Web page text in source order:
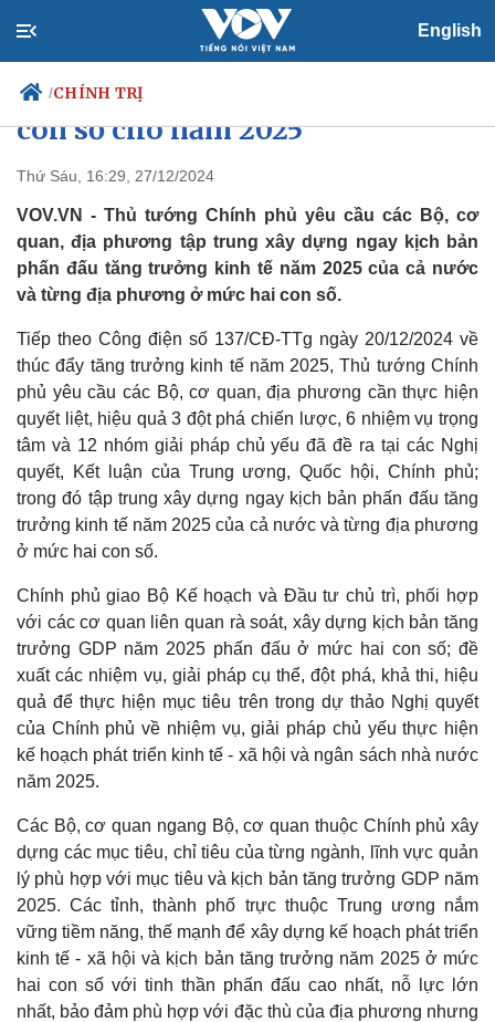
English
/CHÍNH TRỊ
Chính trị
Đảng
Tổ chức nhân sự
Quốc hội
Nhận diện sự thật
Xã hội
Tin 24h
Dự báo thời tiết
Giáo dục
Việc làm
Biển đảo
Thế giới
Quan sát
Cuộc sống đó đây
Hồ sơ
Multimedia
Video
Ảnh
E-Magazine
Infographic
Thủ tướng yêu cầu xây dựng
kịch bản tăng trưởng kinh tế hai
con số cho năm 2025
Thứ Sáu, 16:29, 27/12/2024
VOV.VN - Thủ tướng Chính phủ yêu cầu các Bộ, cơ
quan, địa phương tập trung xây dựng ngay kịch bản
phấn đấu tăng trưởng kinh tế năm 2025 của cả nước
và từng địa phương ở mức hai con số.
Tiếp theo Công điện số 137/CĐ-TTg ngày 20/12/2024 về
thúc đẩy tăng trưởng kinh tế năm 2025, Thủ tướng Chính
phủ yêu cầu các Bộ, cơ quan, địa phương cần thực hiện
quyết liệt, hiệu quả 3 đột phá chiến lược, 6 nhiệm vụ trọng
tâm và 12 nhóm giải pháp chủ yếu đã đề ra tại các Nghị
quyết, Kết luận của Trung ương, Quốc hội, Chính phủ;
trong đó tập trung xây dựng ngay kịch bản phấn đấu tăng
trưởng kinh tế năm 2025 của cả nước và từng địa phương
ở mức hai con số.
Chính phủ giao Bộ Kế hoạch và Đầu tư chủ trì, phối hợp
với các cơ quan liên quan rà soát, xây dựng kịch bản tăng
trưởng GDP năm 2025 phấn đấu ở mức hai con số; đề
xuất các nhiệm vụ, giải pháp cụ thể, đột phá, khả thi, hiệu
quả để thực hiện mục tiêu trên trong dự thảo Nghị quyết
của Chính phủ về nhiệm vụ, giải pháp chủ yếu thực hiện
kế hoạch phát triển kinh tế - xã hội và ngân sách nhà nước
năm 2025.
Các Bộ, cơ quan ngang Bộ, cơ quan thuộc Chính phủ xây
dựng các mục tiêu, chỉ tiêu của từng ngành, lĩnh vực quản
lý phù hợp với mục tiêu và kịch bản tăng trưởng GDP năm
2025. Các tỉnh, thành phố trực thuộc Trung ương nắm
vững tiềm năng, thế mạnh để xây dựng kế hoạch phát triển
kinh tế - xã hội và kịch bản tăng trưởng năm 2025 ở mức
hai con số với tinh thần phấn đấu cao nhất, nỗ lực lớn
nhất, bảo đảm phù hợp với đặc thù của địa phương nhưng